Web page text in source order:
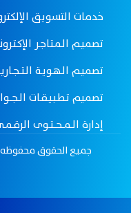
خدمات التسويق
تصميـم الـمـتـاجـر
تصميـم الـهـويـة
تصميم تـطـبـيـقــات
إدارة الــمـــحـــتــوى
جميع الحقوق محفوظه